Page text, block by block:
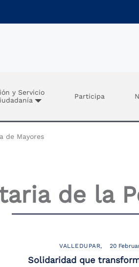
y Servicio
Participa
de Mayores
de la
VALLEDUPAR 20
Solidaridad que